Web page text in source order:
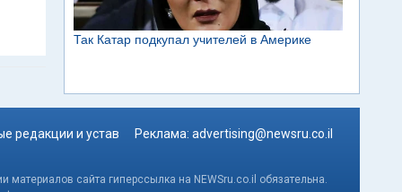
редакции и устав Реклама: advertising@newsru.co.il
сайта гиперссылка на NEWSru.co.il обязательна.